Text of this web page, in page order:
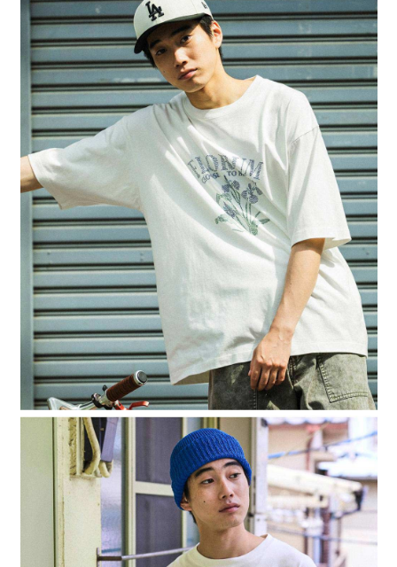
1.分期款項不併入電信帳單，「大哥付你分期」於每月結算日後寄送繳費提
醒簡訊。
2.透過簡訊連結打開帳單後，可選擇「超商條碼／台灣大直營門市／銀行轉
帳／街口支付／iPASS MONEY」等通路繳費。
【注意事項】
1.本服務係由「台灣大哥大股份有限公司」（以下簡稱本公司）所提供，讓
用戶於交易時，得透過本服務購買商品或服務，並由商店將買賣／分期付款
買賣價金債權讓與本公司後，依約使用本公司帳單繳交帳款。
2.基於同意付款使用「大哥付你分期」之契約關係目的，商店將以您的個人
資料（包含姓名、電話或地址）提供予台灣大哥大進項蒐集、處理及利用，
由本公司與您本人進行分期帳單所需資料之確認、核對及更正。
3.完整用戶服務條款，請詳閱以下連結：https://oppay.tw/userRule
【「AFTEE先享後付」結帳流程】
１．於結帳方式選擇「AFTEE先享後付」後，將跳轉至「AFTEE先享後付」
結帳頁面，進行簡訊認證並確認金額後，即可完成結帳。
２．訂單成立數日內，您將收到繳費通知簡訊。
３．收到繳費通知簡訊後14天內，點擊此簡訊中的連結，可透過四大超商／
ATM／網路銀行／等多元方式進行付款，方視為交易完成。
※ 請注意：結帳手續完成當下不需立刻繳費，但若您需要取消訂單，請聯絡
購買商品的店家。未經商家同意取消之訂單仍視為有效，需透過AFTEE先享
後付繳納相關費用。
※ 交易是否成功請以「AFTEE先享後付 」之結帳頁面顯示為準，若有關於
是否繳費成功／繳費後需取消欲退款等相關疑問，請聯繫「AFTEE先享後付
客戶支援中心」 https://netprotections.freshdesk.com/support/home
【注意事項】
１．透過由恩沛科技股份有限公司提供之「AFTEE先享後付」服務完成之交
易，需依本服務之必要範圍內提供個人資料，並將交易相關給付款項請求債
權轉讓予恩沛科技股份有限公司。
２．關於個人資料處理事宜，請瀏覽以下網址：
https://aftee.tw/terms/#terms3
３．未成年的使用者請事先徵得法定代理人或監護人之同意方可使用
「AFTEE先享後付」，若未經同意申辦者引起之損失，本公司不負相關責
任。
４．使用「AFTEE先享後付」時，將依據個別帳號之用戶狀況，依本公司即
時審查核予不同之上限額度；若仍有額度不足之情形，本公司將視審查結果
請求用戶進行身份認證。
５．嚴禁一人註冊多個帳號或使用他人資訊註冊。若發現惡意使用之情形，
恩沛科技股份有限公司將有權停止該用戶之使用額度並採取法律行動。
付款後 全家取貨
每筆NT$80，滿NT$888(含以上)免運費
7-11 取貨付款
每筆NT$80，滿NT$1,500(含以上)免運費
付款後 7-11取貨
每筆NT$80，滿NT$1,500(含以上)免運費
宅配
每筆NT$80，滿NT$1,500(含以上)免運費